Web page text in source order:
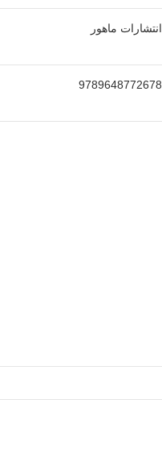
انتشارات ماهور
9789648772678